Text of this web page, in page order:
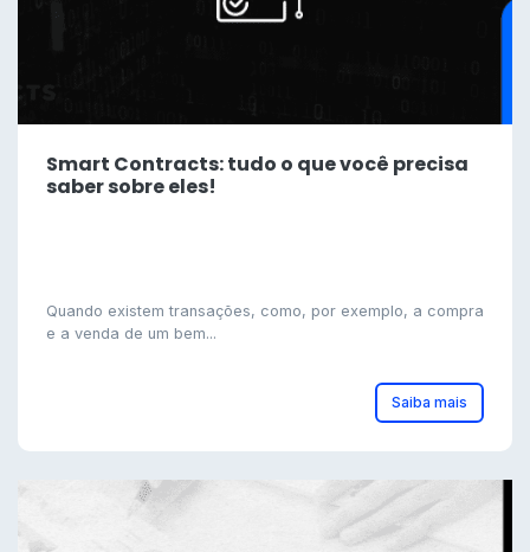
Smart Contracts: tudo o que você precisa
saber sobre eles!
Quando existem transações, como, por exemplo, a compra
e a venda de um bem...
Saiba mais